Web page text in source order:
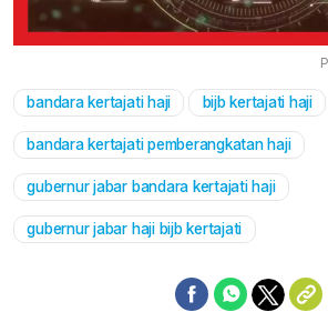
bandara kertajati haji bijb kertajati haji
bandara kertajati pemberangkatan haji
gubernur jabar bandara kertajati haji
gubernur jabar haji bijb kertajati